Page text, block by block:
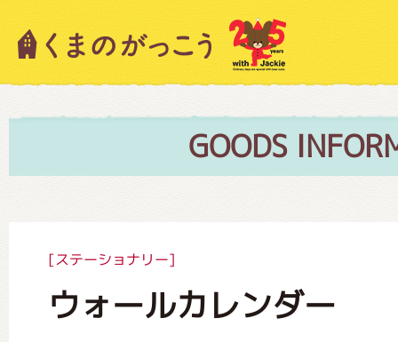
GOODS
[ステーショナリー]
ウォールカレンダー
キャラクター紹介
絵本・作家紹介